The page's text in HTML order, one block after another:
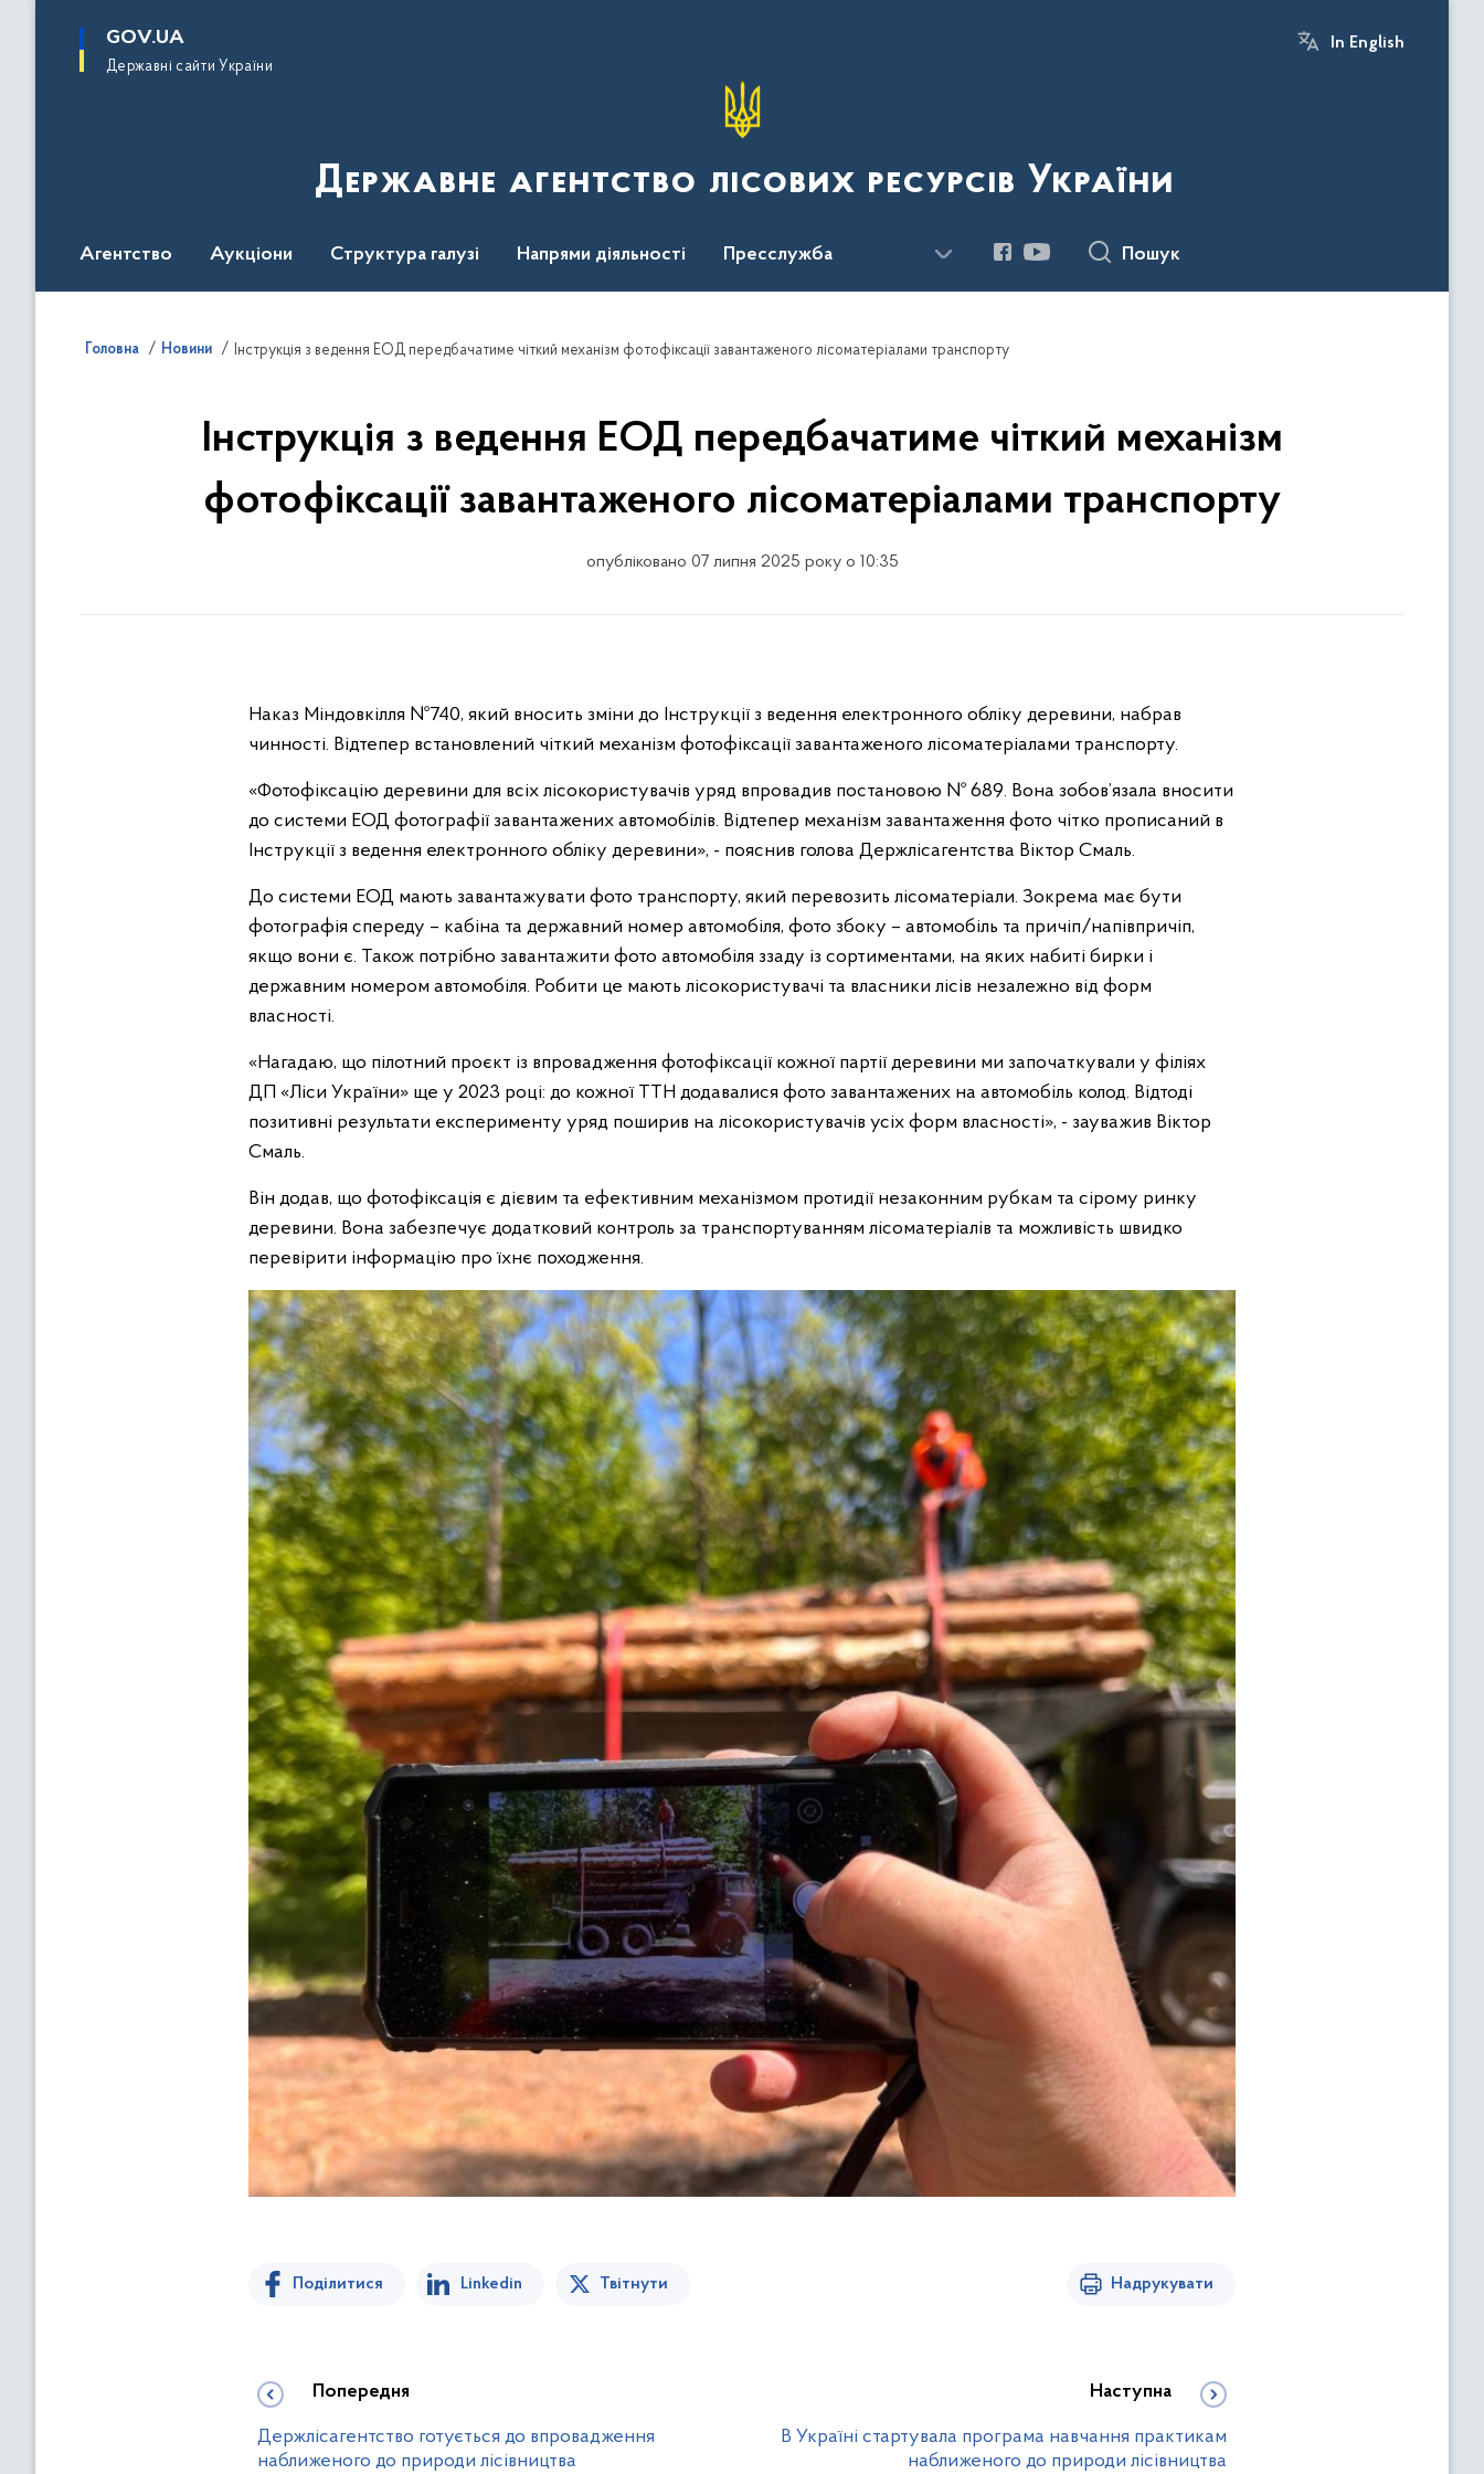
основного
GOV.UA
Державні сайти України
In English
Державне агентство лісових ресурсів України
Агентство Аукціони Структура галузі Напрями діяльності Пресслужба Пошук
Головна Новини Інструкція з ведення ЕОД передбачатиме чіткий механізм фотофіксації завантаженого лісоматеріалами транспорту
Інструкція з ведення ЕОД передбачатиме чіткий механізм
фотофіксації завантаженого лісоматеріалами транспорту
опубліковано 07 липня 2025 року о 10:35
Наказ Міндовкілля №740, який вносить зміни до Інструкції з ведення електронного обліку деревини, набрав
чинності. Відтепер встановлений чіткий механізм фотофіксації завантаженого лісоматеріалами транспорту.
«Фотофіксацію деревини для всіх лісокористувачів уряд впровадив постановою № 689. Вона зобов’язала вносити
до системи ЕОД фотографії завантажених автомобілів. Відтепер механізм завантаження фото чітко прописаний в
Інструкції з ведення електронного обліку деревини», - пояснив голова Держлісагентства Віктор Смаль.
До системи ЕОД мають завантажувати фото транспорту, який перевозить лісоматеріали. Зокрема має бути
фотографія спереду – кабіна та державний номер автомобіля, фото збоку – автомобіль та причіп/напівпричіп,
якщо вони є. Також потрібно завантажити фото автомобіля ззаду із сортиментами, на яких набиті бирки і
державним номером автомобіля. Робити це мають лісокористувачі та власники лісів незалежно від форм
власності.
«Нагадаю, що пілотний проєкт із впровадження фотофіксації кожної партії деревини ми започаткували у філіях
ДП «Ліси України» ще у 2023 році: до кожної ТТН додавалися фото завантажених на автомобіль колод. Відтоді
позитивні результати експерименту уряд поширив на лісокористувачів усіх форм власності», - зауважив Віктор
Смаль.
Він додав, що фотофіксація є дієвим та ефективним механізмом протидії незаконним рубкам та сірому ринку
деревини. Вона забезпечує додатковий контроль за транспортуванням лісоматеріалів та можливість швидко
перевірити інформацію про їхнє походження.
Поділитися Linkedin Твітнути Надрукувати
Попередня
Держлісагентство готується до впровадження
наближеного до природи лісівництва
Наступна
В Україні стартувала програма навчання практикам
наближеного до природи лісівництва